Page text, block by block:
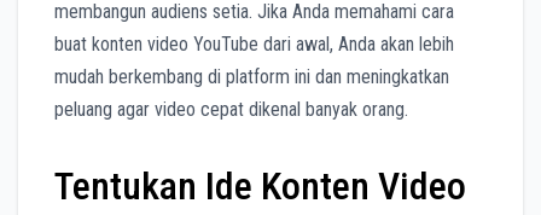
membangun audiens setia. Jika Anda memahami cara
buat konten video YouTube dari awal, Anda akan lebih
mudah berkembang di platform ini dan meningkatkan
peluang agar video cepat dikenal banyak orang.
Tentukan Ide Konten Video